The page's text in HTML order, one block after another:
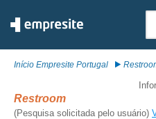
Início Empresite Portugal
Restroom
(Pesquisa solicitada pelo usuário)